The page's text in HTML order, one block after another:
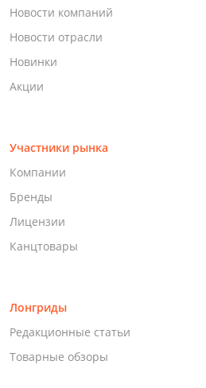
Новости компаний
Новости отрасли
Новинки
Акции
Участники рынка
Компании
Бренды
Лицензии
Канцтовары
Лонгриды
Редакционные статьи
Товарные обзоры